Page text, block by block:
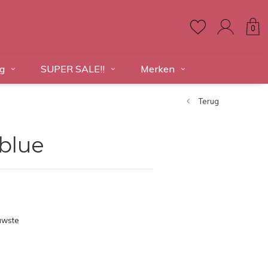
0
SUPER SALE!! Merken
Terug